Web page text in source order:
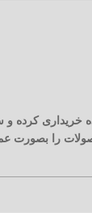
خریداری کرده
را بصورت